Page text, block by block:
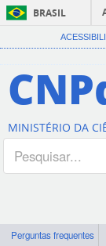
BRASIL
MINISTÉRIO DA
Perguntas frequentes